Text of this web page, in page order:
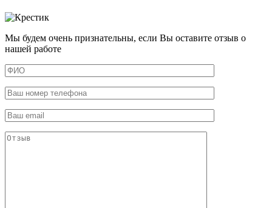
Мы будем очень признательны, если Вы оставите отзыв о
нашей работе